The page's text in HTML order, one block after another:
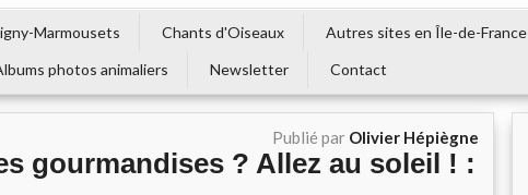
Marmousets Chants d'Oiseaux
Autres sites en Île-de-France
photos animaliers Newsletter Contact
Publié par Olivier Hépiègne
gourmandises ? Allez au soleil ! :